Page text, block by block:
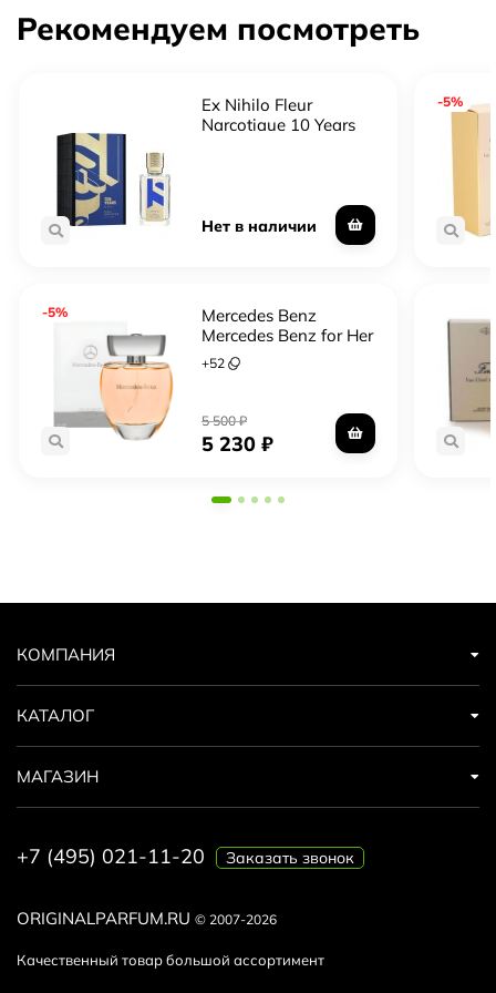
Рекомендуем посмотреть
Ex Nihilo Fleur
Narcotique 10 Years
Нет в наличии
-5%
Mercedes Benz
Mercedes Benz for Her
+52
5 500₽
5 230₽
-5%
ORIGINALPARFUM.RU © 2007-2026
Качественный товар большой ассортимент
КОМПАНИЯ
КАТАЛОГ
МАГАЗИН
+7 (495) 021-11-20 Заказать звонок